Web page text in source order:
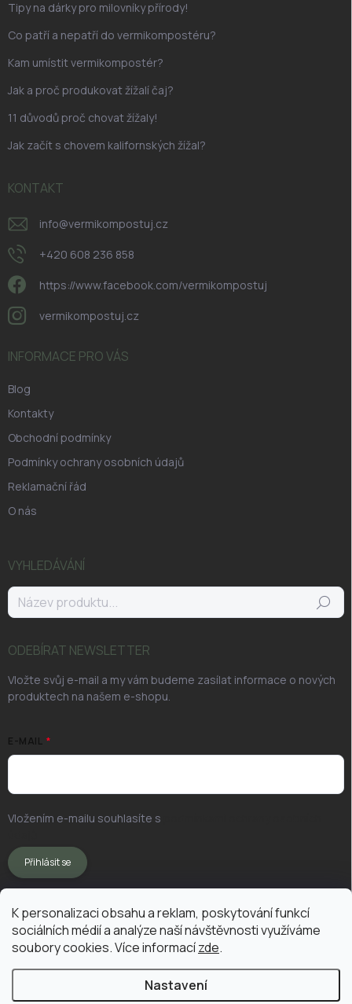
K personalizaci obsahu a reklam, poskytování funkcí
sociálních médií a analýze naší návštěvnosti využíváme
soubory cookies. Více informacízde.
Nastavení
Tipy na dárky pro milovníky přírody!
Co patří a nepatří do vermikompostéru?
Kam umístit vermikompostér?
Jak a proč produkovat žížalí čaj?
11 důvodů proč chovat žížaly!
Jak začít s chovem kalifornských žížal?
KONTAKT
info@vermikompostuj.cz
+420 608 236 858
https://www.facebook.com/vermikompostuj
vermikompostuj.cz
INFORMACE PRO VÁS
Blog
Kontakty
Obchodní podmínky
Podmínky ochrany osobních údajů
Reklamační řád
O nás
VYHLEDÁVÁNÍ
Hledat
ODEBÍRAT NEWSLETTER
Vložte svůj e-mail a my vám budeme zasílat informace o nových
produktech na našem e-shopu.
E-MAIL
Vložením e-mailu souhlasíte s
Přihlásit se